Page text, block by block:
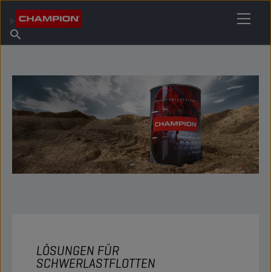
Über Champion
Händler finden
LÖSUNGEN FÜR
SCHWERLASTFLOTTEN